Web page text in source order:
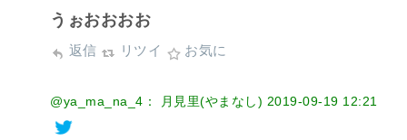
うぉおおおお
返信 リツイ お気に
@ya_ma_na_4： 月見里(やまなし) 2019-09-19 12:21